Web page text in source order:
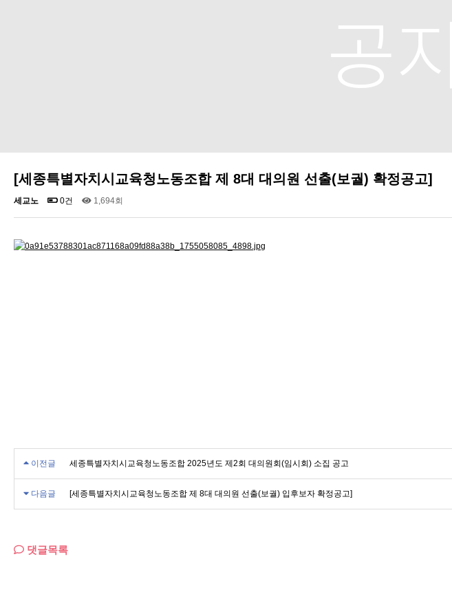
[세종특별자치시교육청노동조합 제 8대 대의원 선출(보궐) 확정공고]
세교노 0건 1,694회
이전글 세종특별자치시교육청노동조합 2025년도 제2회 대의원회(임시회) 소집 공고
다음글 [세종특별자치시교육청노동조합 제 8대 대의원 선출(보궐) 입후보자 확정공고]
댓글목록